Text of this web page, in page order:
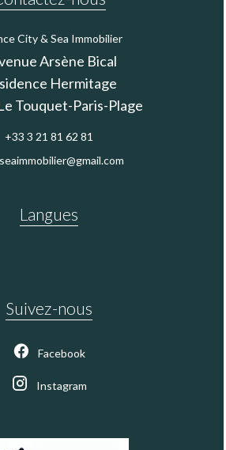
City & Sea Immobilier
Arsène Bical
Hermitage
Touquet-Paris-Plage
+33 3 21 81 62 81
Langues
Suivez-nous
Facebook
Instagram